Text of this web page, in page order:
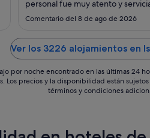
personal fue muy atento y
guardaron las maletas al llegar y al
para que aprovecharamos el día en
Vancouver. La habitación
espaciosa. La comida en los
muy rica. En el casino, ..."
Comentario del 8 de ago de 2026
Ver los 3226 alojamientos en
por noche encontrado en las últimas 24
Los precios y la disponibilidad están
términos y condiciones